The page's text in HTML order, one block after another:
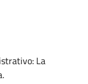
La